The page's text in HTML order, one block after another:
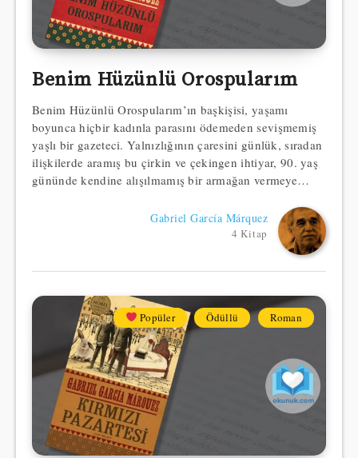
Benim Hüzünlü Orospularım
Benim Hüzünlü Orospularım’ın başkişisi, yaşamı
boyunca hiçbir kadınla parasını ödemeden sevişmemiş
yaşlı bir gazeteci. Yalnızlığının çaresini günlük, sıradan
ilişkilerde aramış bu çirkin ve çekingen ihtiyar, 90. yaş
gününde kendine alışılmamış bir armağan vermeye…
Gabriel García Márquez
4 Kitap
Popüler Ödüllü Roman